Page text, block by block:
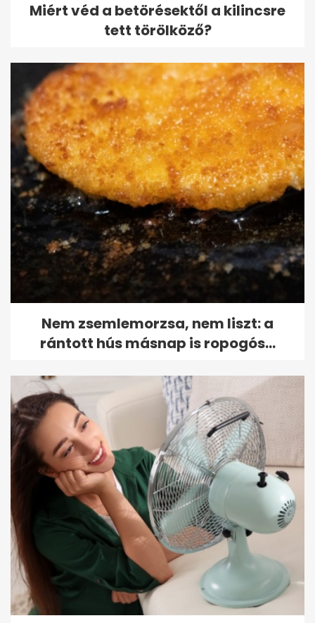
Miért véd a betörésektől a kilincsre
tett törölköző?
Nem zsemlemorzsa, nem liszt: a
rántott hús másnap is ropogós...